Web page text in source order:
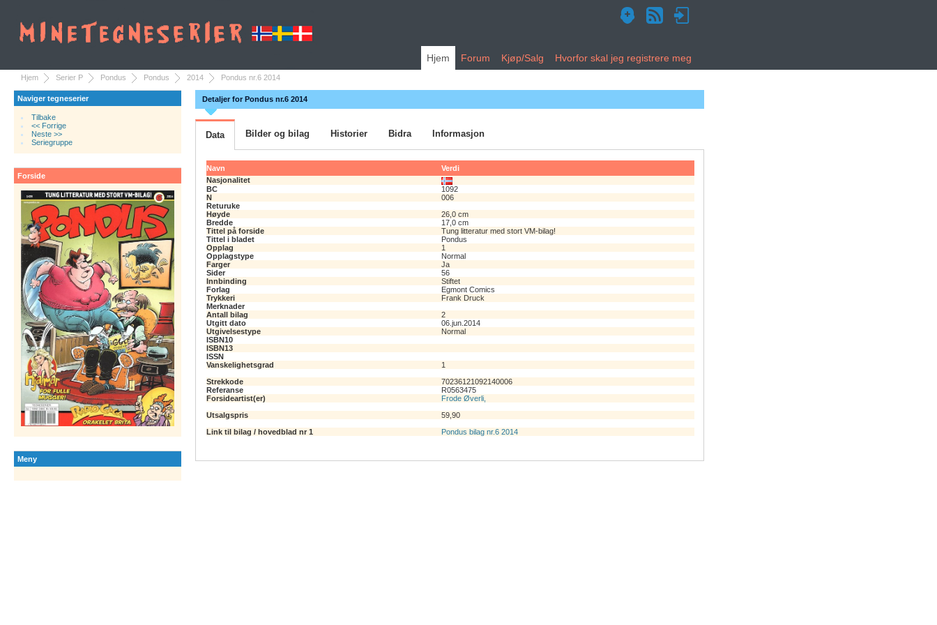
Hjem Forum Kjøp/Salg Hvorfor skal jeg registrere meg
Hjem Serier P Pondus Pondus 2014 Pondus nr.6 2014
Naviger tegneserier
Tilbake
<< Forrige
Neste >>
Seriegruppe
Forside
Meny
Detaljer for Pondus nr.6 2014
Data Bilder og bilag Historier Bidra Informasjon
Navn
Verdi
Nasjonalitet
BC
1092
N
006
Returuke
Høyde
26,0 cm
Bredde
17,0 cm
Tittel på forside
Tung litteratur med stort VM-bilag!
Tittel i bladet
Pondus
Opplag
1
Opplagstype
Normal
Farger
Ja
Sider
56
Innbinding
Stiftet
Forlag
Egmont Comics
Trykkeri
Frank Druck
Merknader
Antall bilag
2
Utgitt dato
06.jun.2014
Utgivelsestype
Normal
ISBN10
ISBN13
ISSN
Vanskelighetsgrad
1
Strekkode
70236121092140006
Referanse
R0563475
Forsideartist(er)
Frode Øverli,
Utsalgspris
59,90
Link til bilag / hovedblad nr 1
Pondus bilag nr.6 2014